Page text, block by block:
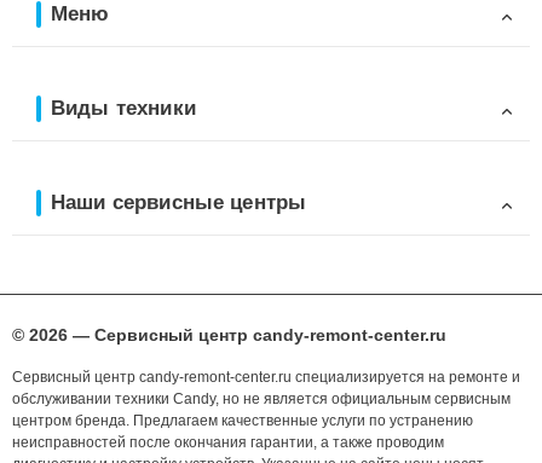
Меню
Виды техники
Наши сервисные центры
© 2026 — Сервисный центр candy-remont-center.ru
Сервисный центр candy-remont-center.ru специализируется на ремонте и
обслуживании техники Candy, но не является официальным сервисным
центром бренда. Предлагаем качественные услуги по устранению
неисправностей после окончания гарантии, а также проводим